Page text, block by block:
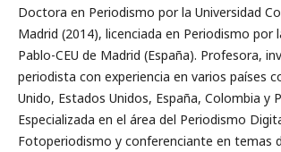
Doctora en Periodismo por la Universidad
Madrid (2014), licenciada en Periodismo por
Pablo-CEU de Madrid (España). Profesora,
periodista con experiencia en varios países
Unido, Estados Unidos, España, Colombia y
Especializada en el área del Periodismo
Fotoperiodismo y conferenciante en temas